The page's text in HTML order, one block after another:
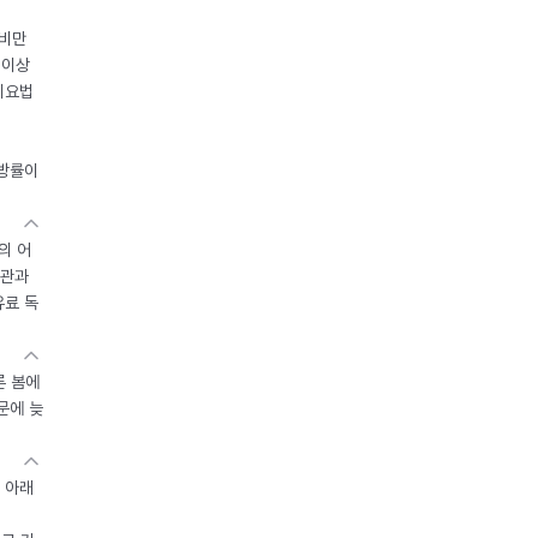
만
상
법
률이
어
과
료 독
봄에
에 늦
래